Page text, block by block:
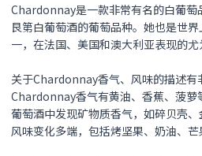
Chardonnay是一款非常有名的白葡萄
艮第白葡萄酒的葡萄品种。她也是世
一，在法国、美国和澳大利亚表现的尤
关于Chardonnay香气、风味的描述有
Chardonnay香气有黄油、香蕉、菠
葡萄酒中发现矿物质香气，如碎贝壳
风味变化多端，包括烤坚果、奶油、芒